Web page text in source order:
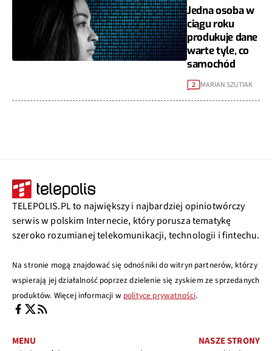
Jedna osoba w
ciągu roku
produkuje dane
warte tyle, co
samochód
2 MARIAN SZUTIAK
TELEPOLIS.PL to największy i najbardziej opiniotwórczy
serwis w polskim Internecie, który porusza tematykę
szeroko rozumianej telekomunikacji, technologii i fintechu.
Na stronie mogą znajdować się odnośniki do witryn partnerów, którzy
wspierają jej działalność poprzez dzielenie się zyskiem ze sprzedanych
produktów. Więcej informacji w polityce prywatności.
MENU
NASZE STRONY